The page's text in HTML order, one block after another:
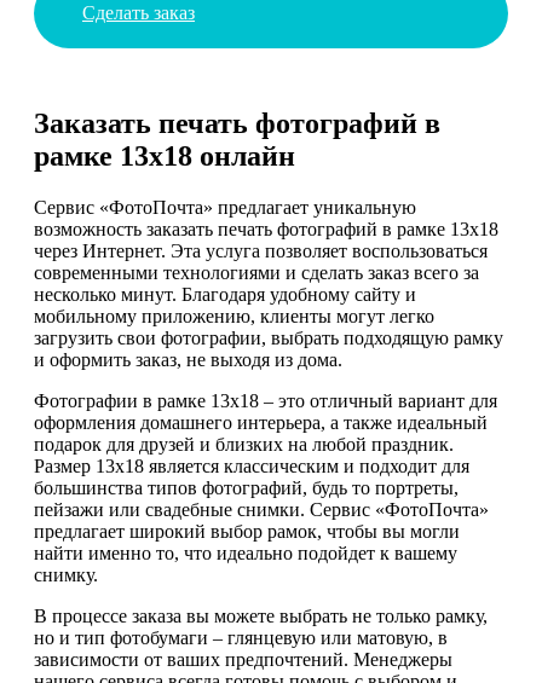
Сделать заказ
Заказать печать фотографий в
рамке 13х18 онлайн
Сервис «ФотоПочта» предлагает уникальную
возможность заказать печать фотографий в рамке 13х18
через Интернет. Эта услуга позволяет воспользоваться
современными технологиями и сделать заказ всего за
несколько минут. Благодаря удобному сайту и
мобильному приложению, клиенты могут легко
загрузить свои фотографии, выбрать подходящую рамку
и оформить заказ, не выходя из дома.
Фотографии в рамке 13х18 – это отличный вариант для
оформления домашнего интерьера, а также идеальный
подарок для друзей и близких на любой праздник.
Размер 13х18 является классическим и подходит для
большинства типов фотографий, будь то портреты,
пейзажи или свадебные снимки. Сервис «ФотоПочта»
предлагает широкий выбор рамок, чтобы вы могли
найти именно то, что идеально подойдет к вашему
снимку.
В процессе заказа вы можете выбрать не только рамку,
но и тип фотобумаги – глянцевую или матовую, в
зависимости от ваших предпочтений. Менеджеры